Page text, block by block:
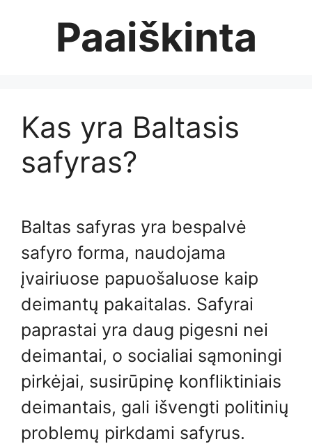
Paaiškinta
Kas yra Baltasis
safyras?
Baltas safyras yra bespalvė
safyro forma, naudojama
įvairiuose papuošaluose kaip
deimantų pakaitalas. Safyrai
paprastai yra daug pigesni nei
deimantai, o socialiai sąmoningi
pirkėjai, susirūpinę konfliktiniais
deimantais, gali išvengti politinių
problemų pirkdami safyrus.